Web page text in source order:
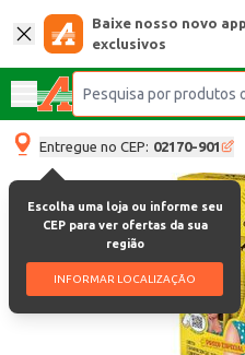
Baixe nosso novo
exclusivos
Entregue no CEP: 02170-901
Escolha uma loja ou informe seu
CEP para ver ofertas da sua
região
INFORMAR LOCALIZAÇÃO